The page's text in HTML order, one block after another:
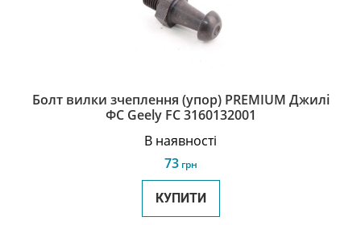
Болт вилки зчеплення (упор) PREMIUM Джилі
ФС Geely FC 3160132001
В наявності
73грн
КУПИТИ